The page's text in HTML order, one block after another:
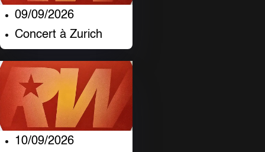
09/09/2026
Concert à Zurich
10/09/2026